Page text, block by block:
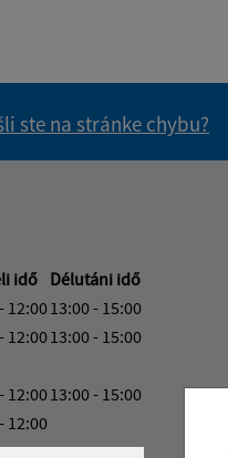
ste na stránke chybu?
idő Délutáni idő
12:0013:00 - 15:00
12:0013:00 - 15:00
12:0013:00 - 15:00
12:00